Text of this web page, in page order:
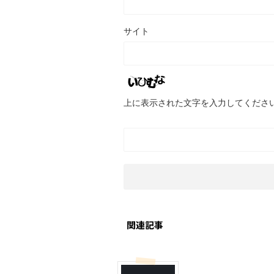
サイト
上に表示された文字を入力してくださ
関連記事